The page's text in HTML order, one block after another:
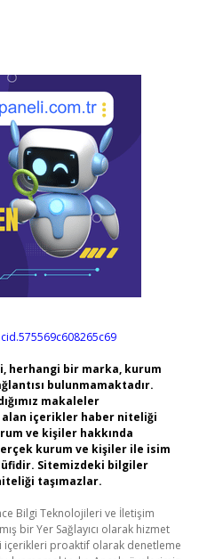
herhangi bir marka, kurum
bulunmamaktadır.
makaleler
alan içerikler haber niteliği
ve kişiler hakkında
kurum ve kişiler ile isim
Sitemizdeki bilgiler
taşımazlar.
Bilgi Teknolojileri ve İletişim
bir Yer Sağlayıcı olarak hizmet
içerikleri proaktif olarak denetleme